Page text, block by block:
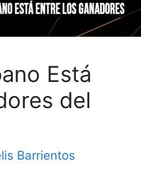
Está
del
Barrientos